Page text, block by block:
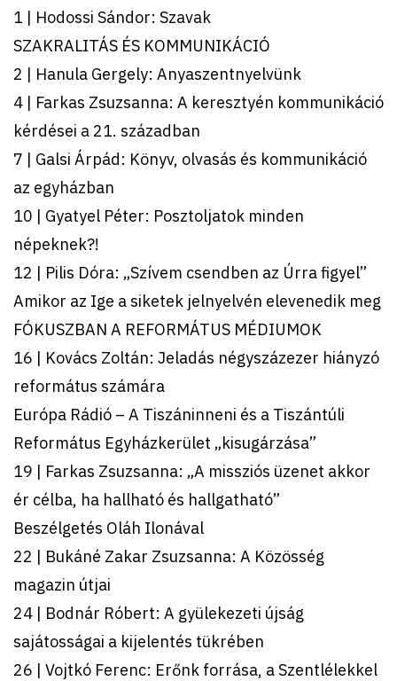
1 | Hodossi Sándor: Szavak
SZAKRALITÁS ÉS KOMMUNIKÁCIÓ
2 | Hanula Gergely: Anyaszentnyelvünk
4 | Farkas Zsuzsanna: A keresztyén kommunikáció
kérdései a 21. században
7 | Galsi Árpád: Könyv, olvasás és kommunikáció
az egyházban
10 | Gyatyel Péter: Posztoljatok minden
népeknek?!
12 | Pilis Dóra: „Szívem csendben az Úrra figyel”
Amikor az Ige a siketek jelnyelvén elevenedik meg
FÓKUSZBAN A REFORMÁTUS MÉDIUMOK
16 | Kovács Zoltán: Jeladás négyszázezer hiányzó
református számára
Európa Rádió – A Tiszáninneni és a Tiszántúli
Református Egyházkerület „kisugárzása”
19 | Farkas Zsuzsanna: „A missziós üzenet akkor
ér célba, ha hallható és hallgatható”
Beszélgetés Oláh Ilonával
22 | Bukáné Zakar Zsuzsanna: A Közösség
magazin útjai
24 | Bodnár Róbert: A gyülekezeti újság
sajátosságai a kijelentés tükrében
26 | Vojtkó Ferenc: Erőnk forrása, a Szentlélekkel